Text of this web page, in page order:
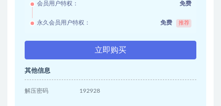
会员用户特权： 免费
永久会员用户特权： 免费 推荐
立即购买
其他信息
解压密码 192928